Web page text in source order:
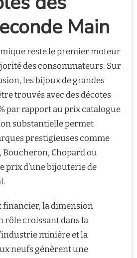
Main
reste le premier moteur
des consommateurs. Sur
les bijoux de grandes
trouvés avec des décotes
par rapport au prix catalogue
substantielle permet
prestigieuses comme
Boucheron, Chopard ou
prix d’une bijouterie de
financier, la dimension
rôle croissant dans la
minière et la
neufs génèrent une